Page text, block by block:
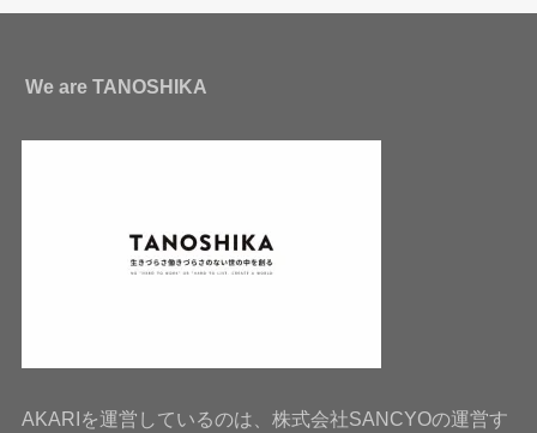
We are TANOSHIKA
AKARIを運営しているのは、株式会社SANCYOの運営す